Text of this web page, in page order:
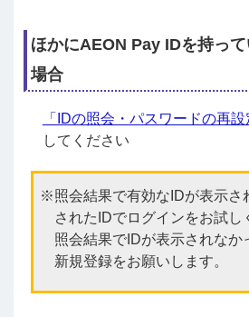
ほかにAEON Pay IDを持っ
場合
「IDの照会・パスワードの再設
してください
照会結果で有効なIDが表示さ
されたIDでログインをお試し
照会結果でIDが表示されなか
新規登録をお願いします。